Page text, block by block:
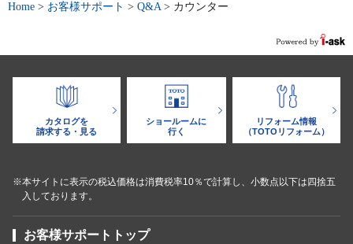
Home > お客様サポート > Q&A> カウンター
カタログを
請求する・見る
ショールームに
行く
リフォーム情報
（TOTOリフォーム）
※本サイトに表示の税込価格は消費税率10％で計算し、小数点以下は四捨五
入しております。
お客様サポートトップ